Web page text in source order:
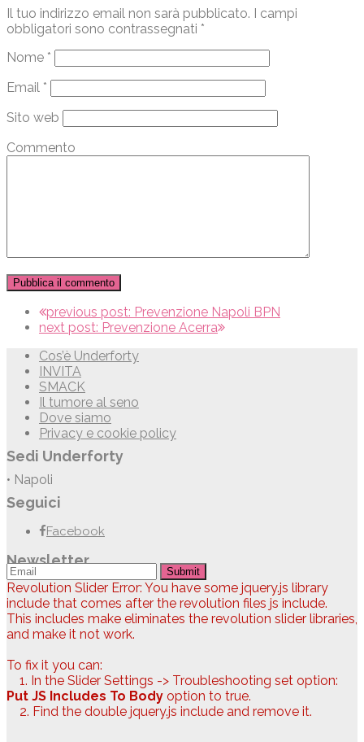
Il tuo indirizzo email non sarà pubblicato. I campi
obbligatori sono contrassegnati *
Nome *
Email *
Sito web
Commento
previous post: Prevenzione Napoli BPN
next post: Prevenzione Acerra
Cos’è Underforty
INVITA
SMACK
Il tumore al seno
Dove siamo
Privacy e cookie policy
Sedi Underforty
• Napoli
Seguici
Facebook
Newsletter
Submit
Revolution Slider Error: You have some jquery.js library
include that comes after the revolution files js include.
This includes make eliminates the revolution slider libraries,
and make it not work.
To fix it you can:
1. In the Slider Settings -> Troubleshooting set option:
Put JS Includes To Body option to true.
2. Find the double jquery.js include and remove it.